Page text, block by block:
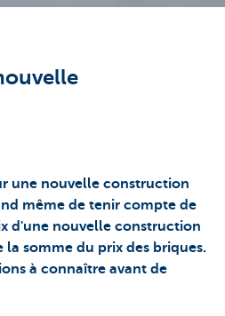
une nouvelle construction
même de tenir compte de
d'une nouvelle construction
somme du prix des briques.
à connaître avant de